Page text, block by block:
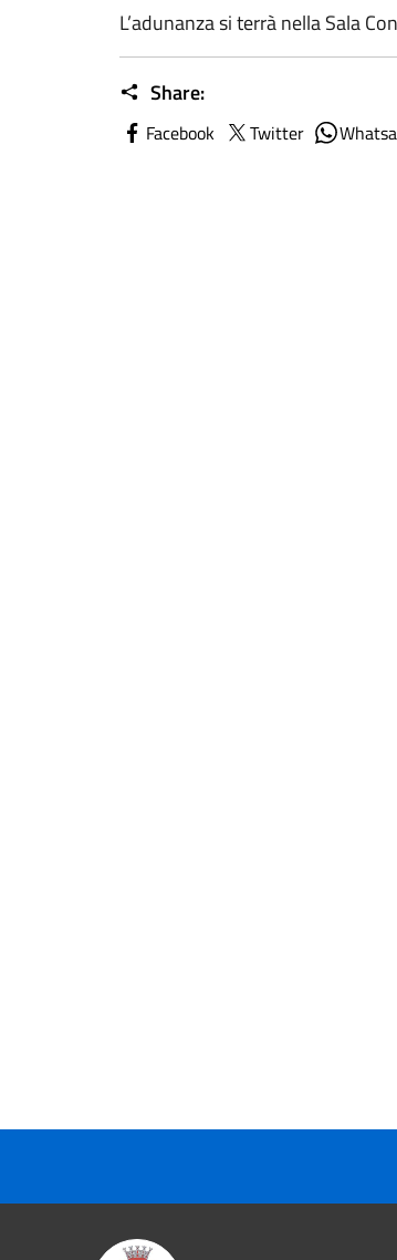
L’adunanza si terrà nella Sala
Share:
Facebook Twitter